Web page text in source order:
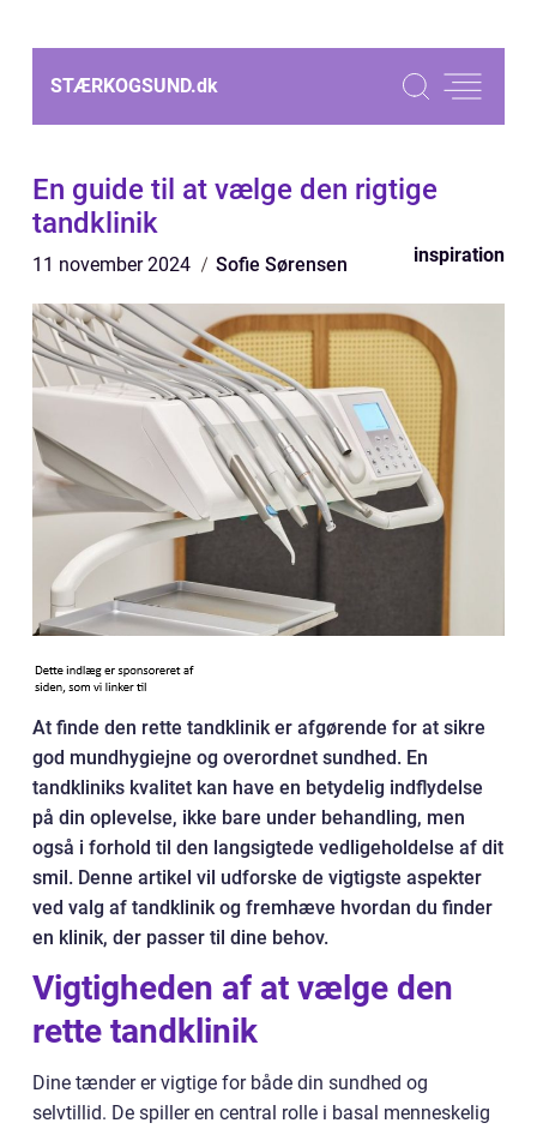
STÆRKOGSUND.dk
En guide til at vælge den rigtige
tandklinik
11 november 2024 Sofie Sørensen inspiration
At finde den rette tandklinik er afgørende for at sikre
god mundhygiejne og overordnet sundhed. En
tandkliniks kvalitet kan have en betydelig indflydelse
på din oplevelse, ikke bare under behandling, men
også i forhold til den langsigtede vedligeholdelse af dit
smil. Denne artikel vil udforske de vigtigste aspekter
ved valg af tandklinik og fremhæve hvordan du finder
en klinik, der passer til dine behov.
Vigtigheden af at vælge den
rette tandklinik
Dine tænder er vigtige for både din sundhed og
selvtillid. De spiller en central rolle i basal menneskelig